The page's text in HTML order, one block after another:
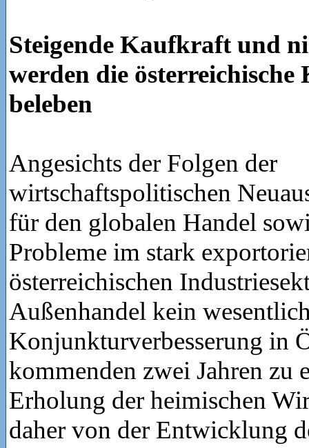
Steigende Kaufkraft und
werden die
beleben
Angesichts der Folgen der
wirtschaftspolitischen
für den globalen Handel
Probleme im stark
österreichischen
Außenhandel kein
Konjunkturverbesserung in
kommenden zwei Jahren zu
Erholung der heimischen
daher von der Entwicklung